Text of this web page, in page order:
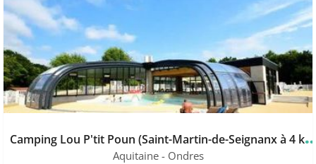
amping Lou P'tit Poun (Saint-
Aquitaine - Ondres